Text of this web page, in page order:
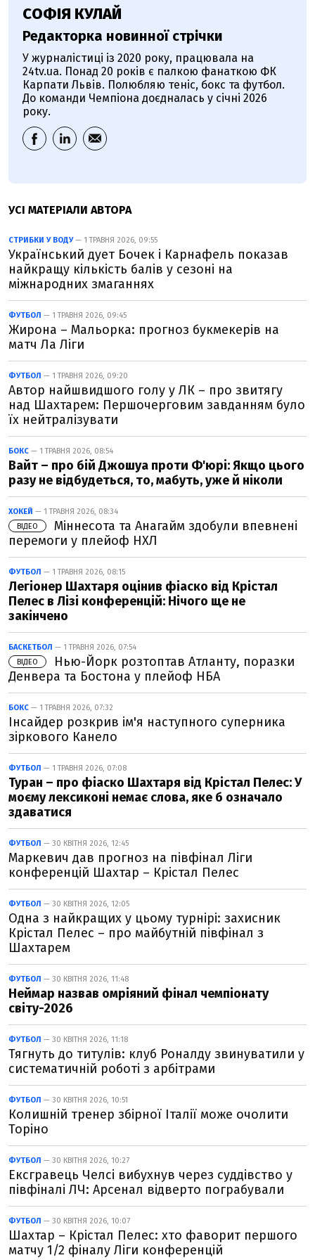
СОФІЯ КУЛАЙ
Редакторка новинної стрічки
У журналістиці із 2020 року, працювала на
24tv.ua. Понад 20 років є палкою фанаткою ФК
Карпати Львів. Полюбляю теніс, бокс та футбол.
До команди Чемпіона доєдналась у січні 2026
року.
УСІ МАТЕРІАЛИ АВТОРА
СТРИБКИ У ВОДУ— 1 ТРАВНЯ 2026, 09:55
Український дует Бочек і Карнафель показав
найкращу кількість балів у сезоні на
міжнародних змаганнях
ФУТБОЛ — 1 ТРАВНЯ 2026, 09:45
Жирона – Мальорка: прогноз букмекерів на
матч Ла Ліги
ФУТБОЛ — 1 ТРАВНЯ 2026, 09:20
Автор найшвидшого голу у ЛК – про звитягу
над Шахтарем: Першочерговим завданням було
їх нейтралізувати
БОКС — 1 ТРАВНЯ 2026, 08:54
Вайт – про бій Джошуа проти Ф'юрі: Якщо цього
разу не відбудеться, то, мабуть, уже й ніколи
ХОКЕЙ — 1 ТРАВНЯ 2026, 08:34
ВІДЕО
Міннесота та Анагайм здобули впевнені
перемоги у плейоф НХЛ
ФУТБОЛ — 1 ТРАВНЯ 2026, 08:15
Легіонер Шахтаря оцінив фіаско від Крістал
Пелес в Лізі конференцій: Нічого ще не
закінчено
БАСКЕТБОЛ — 1 ТРАВНЯ 2026, 07:54
ВІДЕО
Нью-Йорк розтоптав Атланту, поразки
Денвера та Бостона у плейоф НБА
БОКС — 1 ТРАВНЯ 2026, 07:32
Інсайдер розкрив ім'я наступного суперника
зіркового Канело
ФУТБОЛ — 1 ТРАВНЯ 2026, 07:08
Туран – про фіаско Шахтаря від Крістал Пелес: У
моєму лексиконі немає слова, яке б означало
здаватися
ФУТБОЛ — 30 КВІТНЯ 2026, 12:45
Маркевич дав прогноз на півфінал Ліги
конференцій Шахтар – Крістал Пелес
ФУТБОЛ — 30 КВІТНЯ 2026, 12:05
Одна з найкращих у цьому турнірі: захисник
Крістал Пелес – про майбутній півфінал з
Шахтарем
ФУТБОЛ — 30 КВІТНЯ 2026, 11:48
Неймар назвав омріяний фінал чемпіонату
світу-2026
ФУТБОЛ — 30 КВІТНЯ 2026, 11:18
Тягнуть до титулів: клуб Роналду звинуватили у
систематичній роботі з арбітрами
ФУТБОЛ — 30 КВІТНЯ 2026, 10:51
Колишній тренер збірної Італії може очолити
Торіно
ФУТБОЛ — 30 КВІТНЯ 2026, 10:27
Ексгравець Челсі вибухнув через суддівство у
півфіналі ЛЧ: Арсенал відверто пограбували
ФУТБОЛ — 30 КВІТНЯ 2026, 10:07
Шахтар – Крістал Пелес: хто фаворит першого
матчу 1/2 фіналу Ліги конференцій